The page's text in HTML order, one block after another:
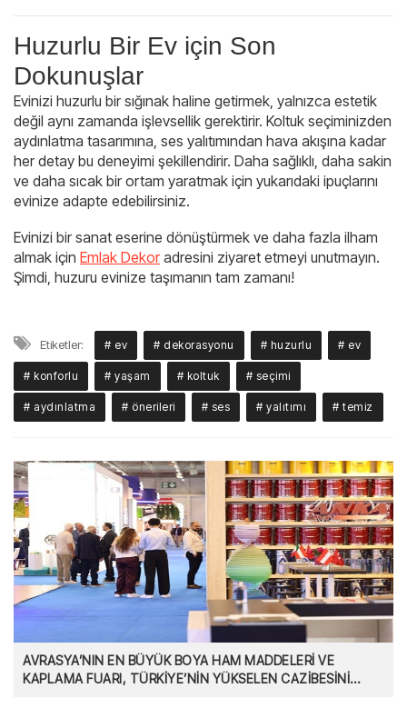
Huzurlu Bir Ev için Son
Dokunuşlar
Evinizi huzurlu bir sığınak haline getirmek, yalnızca estetik
değil aynı zamanda işlevsellik gerektirir. Koltuk seçiminizden
aydınlatma tasarımına, ses yalıtımından hava akışına kadar
her detay bu deneyimi şekillendirir. Daha sağlıklı, daha sakin
ve daha sıcak bir ortam yaratmak için yukarıdaki ipuçlarını
evinize adapte edebilirsiniz.
Evinizi bir sanat eserine dönüştürmek ve daha fazla ilham
almak için Emlak Dekor adresini ziyaret etmeyi unutmayın.
Şimdi, huzuru evinize taşımanın tam zamanı!
Etiketler: # ev # dekorasyonu # huzurlu # ev
# konforlu # yaşam # koltuk # seçimi
# aydınlatma # önerileri # ses # yalıtımı # temiz
AVRASYA’NIN EN BÜYÜK BOYA HAM MADDELERİ VE
KAPLAMA FUARI, TÜRKİYE’NİN YÜKSELEN CAZİBESİNİ